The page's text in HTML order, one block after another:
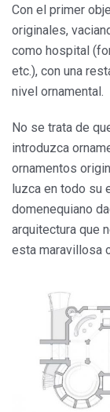
Con el primer
originales,
como hospital
etc.), con una
nivel ornamental.
No se trata de
introduzca
ornamentos
luzca en todo su
domenequiano
arquitectura que
esta maravillosa